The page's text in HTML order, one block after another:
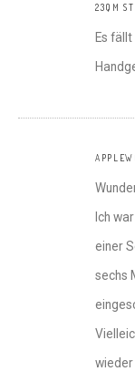
23QM
Es
Ich
einer
sechs
wieder